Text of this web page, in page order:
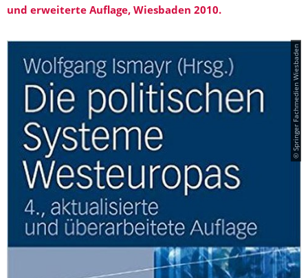
und erweiterte Auflage, Wiesbaden 2010.
© Springer Fachmedien Wiesbaden